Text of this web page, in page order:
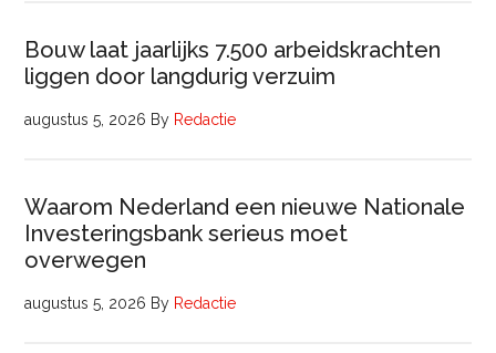
Bouw laat jaarlijks 7.500 arbeidskrachten
liggen door langdurig verzuim
augustus 5, 2026 By Redactie
Waarom Nederland een nieuwe Nationale
Investeringsbank serieus moet
overwegen
augustus 5, 2026 By Redactie